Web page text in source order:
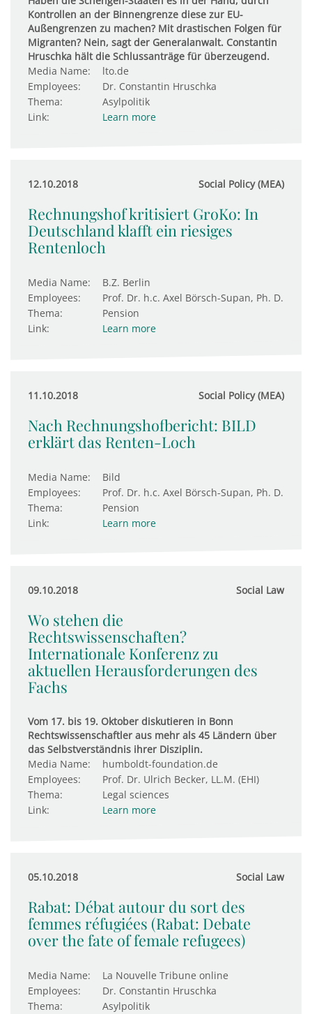
Kontrollen an der Binnengrenze diese zur EU-
Außengrenzen zu machen? Mit drastischen Folgen für
Migranten? Nein, sagt der Generalanwalt. Constantin
Hruschka hält die Schlussanträge für überzeugend.
Media Name:
lto.de
Employees:
Dr. Constantin Hruschka
Thema:
Asylpolitik
Link:
Learn more
12.10.2018 Social Policy (MEA)
Rechnungshof kritisiert GroKo: In
Deutschland klafft ein riesiges
Rentenloch
Media Name:
B.Z. Berlin
Employees:
Prof. Dr. h.c. Axel Börsch-Supan, Ph. D.
Thema:
Pension
Link:
Learn more
11.10.2018 Social Policy (MEA)
Nach Rechnungshofbericht: BILD
erklärt das Renten-Loch
Media Name:
Bild
Employees:
Prof. Dr. h.c. Axel Börsch-Supan, Ph. D.
Thema:
Pension
Link:
Learn more
09.10.2018 Social Law
Wo stehen die
Rechtswissenschaften?
Internationale Konferenz zu
aktuellen Herausforderungen des
Fachs
Vom 17. bis 19. Oktober diskutieren in Bonn
Rechtswissenschaftler aus mehr als 45 Ländern über
das Selbstverständnis ihrer Disziplin.
Media Name:
humboldt-foundation.de
Employees:
Prof. Dr. Ulrich Becker, LL.M. (EHI)
Thema:
Legal sciences
Link:
Learn more
05.10.2018 Social Law
Rabat: Débat autour du sort des
femmes réfugiées (Rabat: Debate
over the fate of female refugees)
Media Name:
La Nouvelle Tribune online
Employees:
Dr. Constantin Hruschka
Thema:
Asylpolitik